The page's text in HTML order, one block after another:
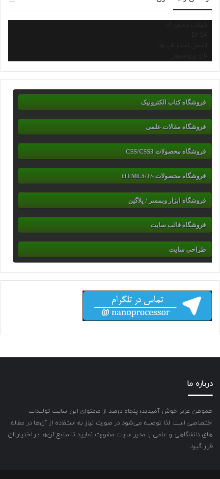
شرکت دانش آرا
انجمن استارتاپ ها
نانو پروسسور
فروشگاه کتاب الکترونیک
فروشگاه مقالات علمی
فروشگاه محصولات CSS/CSS3
فروشگاه محصولات HTML5/JS
فروشگاه ابزار وبمسر / پلاگین
فروشگاه قالب سایت
طراحی سایت
درباره ما
هموطن عزیز خوش آمیدید؛ پنجاه درصد از محتوای این سایت تولیدات
اختصاصی است لذا توصیه می‌شود در صورت نیاز به استفاده از آن‌ها در مقاله
های دانشگاهی و علمی با مدیر سایت مشورت نمایید تا منابع آن‌ها در اختیارتان
قرار گیرد.